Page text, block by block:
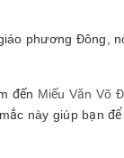
phương Đông,
đến Miếu Văn Võ
này giúp bạn